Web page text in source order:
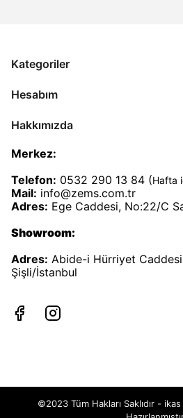
Kategoriler
Hesabım
Hakkımızda
Merkez:
Telefon: 0532 290 13 84 (Hafta
Mail: info@zems.com.tr
Adres: Ege Caddesi, No:22/C
Showroom:
Adres: Abide-i Hürriyet
Şişli/İstanbul
©2023 Tüm Hakları Saklıdır -